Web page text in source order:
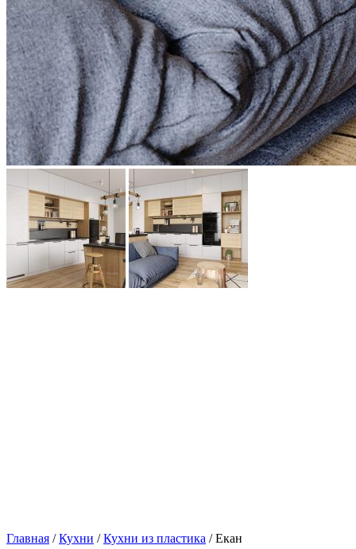
Главная /Кухни /Кухни из пластика / Екан